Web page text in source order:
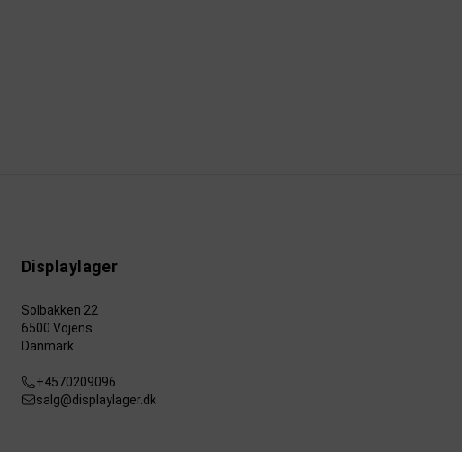
Displaylager
Solbakken 22
6500 Vojens
Danmark
+4570209096
salg@displaylager.dk